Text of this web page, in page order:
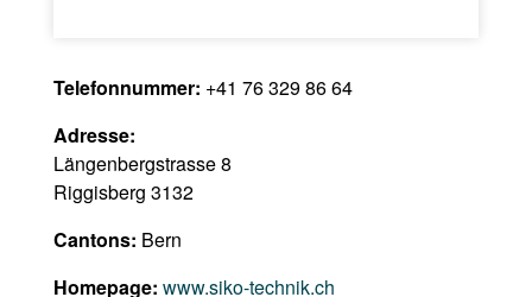
Telefonnummer: +41 76 329 86 64
Adresse:
Längenbergstrasse 8
Riggisberg 3132
Cantons: Bern
Homepage: www.siko-technik.ch